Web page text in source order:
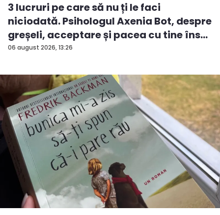
06 august 2026, 13:26
3 lucruri pe care să nu ți le faci
niciodată. Psihologul Axenia Bot, despre
greșeli, acceptare și pacea cu tine îns...